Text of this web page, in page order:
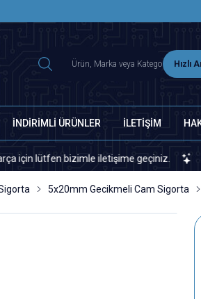
Hızlı
İNDİRİMLİ ÜRÜNLER İLETİŞİM
lütfen bizimle iletişime geçiniz.
5x20mm Gecikmeli Cam Sigorta